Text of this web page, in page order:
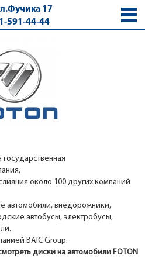
17
591-44-44
около 100 других компаний
автомобили, внедорожники,
автобусы, электробусы,
BAIC Group.
диски на автомобили FOTON